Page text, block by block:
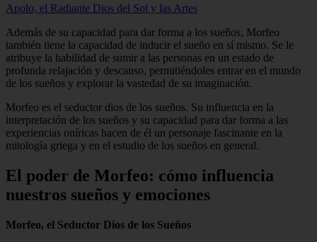
Apolo, el Radiante Dios del Sol y las Artes
Además de su capacidad para dar forma a los sueños, Morfeo
también tiene la capacidad de inducir el sueño en sí mismo. Se le
atribuye la habilidad de sumir a las personas en un estado de
profunda relajación y descanso, permitiéndoles entrar en el mundo
de los sueños y explorar la vastedad de su imaginación.
Morfeo es el seductor dios de los sueños. Su influencia en la
interpretación de los sueños y su capacidad para dar forma a las
experiencias oníricas hacen de él un personaje fascinante en la
mitología griega y en el estudio de los sueños en general.
El poder de Morfeo: cómo influencia
nuestros sueños y emociones
Morfeo, el Seductor Dios de los Sueños